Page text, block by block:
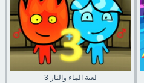
لعبة الماء والنار 3